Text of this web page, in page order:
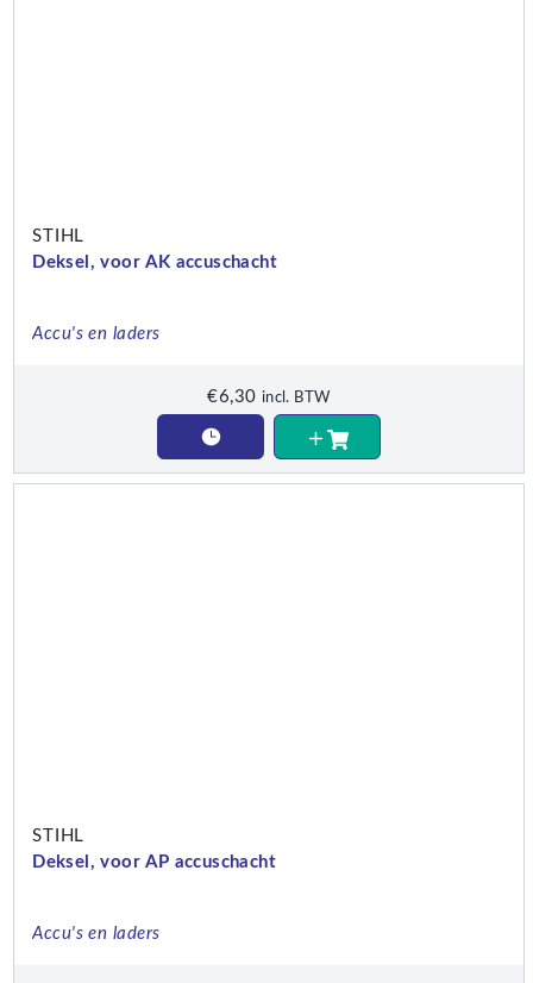
STIHL
Deksel, voor AK accuschacht
Accu's en laders
€6,30 incl. BTW
STIHL
Deksel, voor AP accuschacht
Accu's en laders